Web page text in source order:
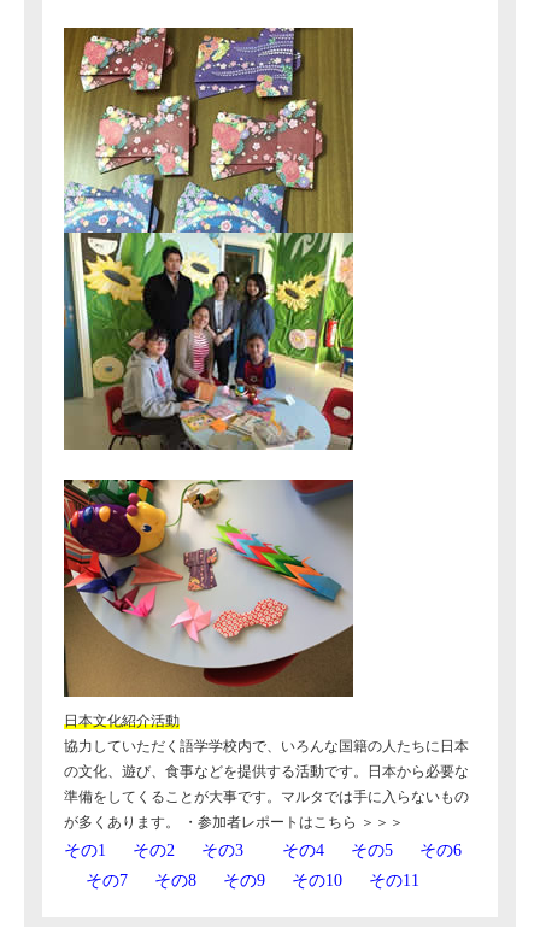
日本文化紹介活動
協力していただく語学学校内で、いろんな国籍の人たちに日本
の文化、遊び、食事などを提供する活動です。日本から必要な
準備をしてくることが大事です。マルタでは手に入らないもの
が多くあります。 ・参加者レポートはこちら ＞＞＞
その1 その2 その3 その4 その5
その6
その7
その8 その9 その10 その11